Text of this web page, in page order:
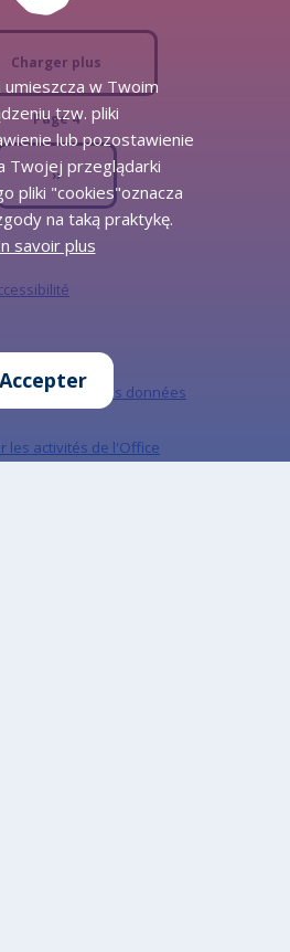
Charger plus
Page 4
Page suivante
››
la protection des données
les activités de l'Office
w Twoim
tzw. pliki
lub pozostawienie
Twojej przeglądarki
pliki "cookies"oznacza
na taką praktykę.
savoir plus
Accepter